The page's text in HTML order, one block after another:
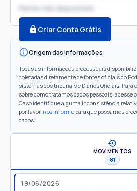
Partes não disponíveis
Criar Conta Grátis
Origem das informações
Todas as informações processuais
coletadas diretamente de fontes oficiais do
sistemas dos tribunais e Diários Oficiais.
sobre como tratamos dados pessoais, acesse
Caso identifique alguma inconsistência
por favor, nos informe para que possamos
dados.
MOVIMENTOS
81
19/06/2026